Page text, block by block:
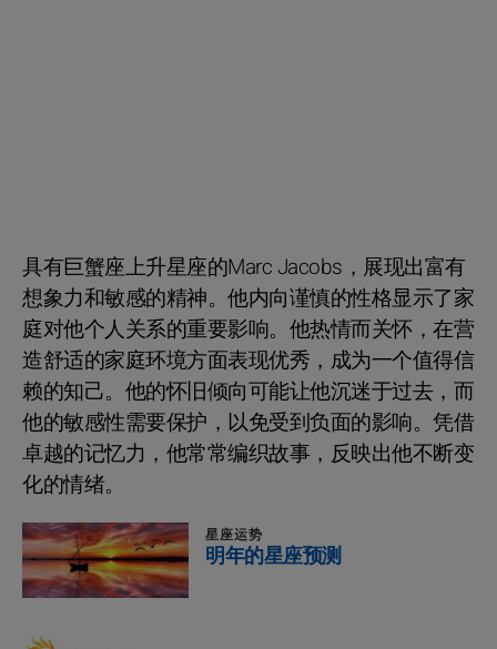
具有巨蟹座上升星座的Marc Jacobs，展现出富有
想象力和敏感的精神。他内向谨慎的性格显示了家
庭对他个人关系的重要影响。他热情而关怀，在营
造舒适的家庭环境方面表现优秀，成为一个值得信
赖的知己。他的怀旧倾向可能让他沉迷于过去，而
他的敏感性需要保护，以免受到负面的影响。凭借
卓越的记忆力，他常常编织故事，反映出他不断变
化的情绪。
星座运势
明年的星座预测